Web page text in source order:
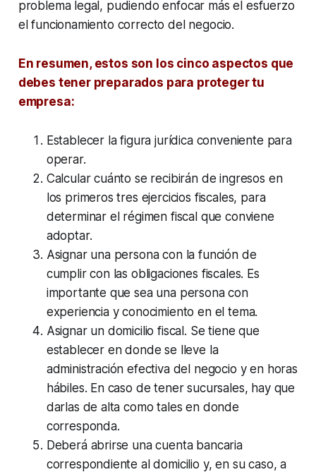
problema legal, pudiendo enfocar más el esfuerzo
el funcionamiento correcto del negocio.
En resumen, estos son los cinco aspectos que
debes tener preparados para proteger tu
empresa:
Establecer la figura jurídica conveniente para
operar.
Calcular cuánto se recibirán de ingresos en
los primeros tres ejercicios fiscales, para
determinar el régimen fiscal que conviene
adoptar.
Asignar una persona con la función de
cumplir con las obligaciones fiscales. Es
importante que sea una persona con
experiencia y conocimiento en el tema.
Asignar un domicilio fiscal. Se tiene que
establecer en donde se lleve la
administración efectiva del negocio y en horas
hábiles. En caso de tener sucursales, hay que
darlas de alta como tales en donde
corresponda.
Deberá abrirse una cuenta bancaria
correspondiente al domicilio y, en su caso, a